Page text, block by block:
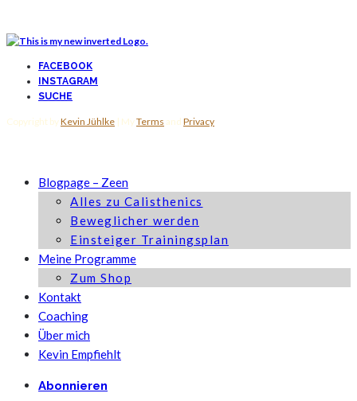
FACEBOOK
INSTAGRAM
SUCHE
Copyright byKevin Jühlke | MyTerms and Privacy
Blogpage – Zeen
Alles zu Calisthenics
Beweglicher werden
Einsteiger Trainingsplan
Meine Programme
Zum Shop
Kontakt
Coaching
Über mich
Kevin Empfiehlt
Abonnieren